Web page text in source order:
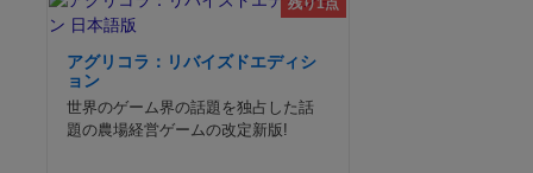
アグリコラ：リバイズドエディシ
ョン
世界のゲーム界の話題を独占した話
題の農場経営ゲームの改定新版!